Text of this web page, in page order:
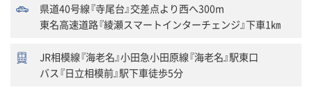
県道40号線『寺尾台』交差点より西へ300m
東名高速道路『綾瀬スマートインターチェンジ』下車1㎞
JR相模線『海老名』小田急小田原線『海老名』駅東口
バス『日立相模前』駅下車徒歩5分